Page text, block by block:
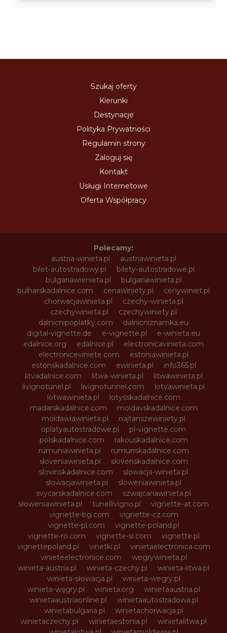
Szukaj oferty
Kierunki
Destynacje
Polityka Prywatności
Regulamin strony
Zaloguj się
Kontakt
Usługi Internetowe
Oferta Współpracy
Polecamy:
austria-winieta.pl
austriawinieta.pl
bilet-autostradowy.pl
bilety-autostradowe.pl
bulgariawienieta.pl
bulgariawinieta.pl
bulharskadalnice.com
cenawiniety.pl
cenywiniet.pl
chorwacjawinieta.pl
czechy-winieta.pl
czechywinieta.pl
czechywiniety.pl
dalnicnipoplatky.com
dalnicniznamka.eu
digital-vignette.de
e-vignette.pl
e-winieta.eu
edalnice.org
edalnice.pl
electronicavinieta.com
electroniceviniete.com
estoniawinieta.pl
estonskadalnice.com
ewinieta.pl
info365.pl
litvadalnice.com
litwa-winieta.pl
litwawinieta.pl
livignotunel.pl
livignotunnel.com
lotvawinieta.pl
lotwawinieta.pl
lotysskadalnice.com
madarskadalnice.com
moldavskadalnice.com
moldawiawinieta.pl
najtanszewiniety.pl
oplatyautostradowe.pl
pl-vignette.com
polskadalnice.com
rakouskadalnice.com
rumuniawinieta.pl
rumunskadalnice.com
sloveniawinieta.pl
slovenskadalnice.com
slovinskadalnice.com
slowacja-winieta.pl
slowacjawinieta.pl
sloweniawinieta.pl
svycarskadalnice.com
szwajcariawinieta.pl
słoweniawinieta.pl
tunellivigno.pl
vignette-at.com
vignette-bg.com
vignette-cz.com
vignette-pl.com
vignette-poland.pl
vignette-ro.com
vignette-si.com
vignette.pl
vignettepoland.pl
vinetki.pl
vinietaelectronica.com
vinieteelectronice.com
wegrywinieta.pl
winieta-austria.pl
winieta-czechy.pl
winieta-litwa.pl
winieta-słowacja.pl
winieta-wegry.pl
winieta-węgry.pl
winieta.org
winietaaustria.pl
winietaaustriaonline.pl
winietaautostradowa.pl
winietabulgaria.pl
winietachorwacja.pl
winietaczechy.pl
winietaestonia.pl
winietalitwa.pl